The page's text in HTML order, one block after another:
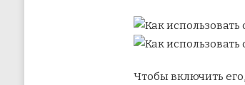
Чтобы включить